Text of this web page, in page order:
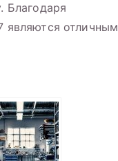
Благодаря
являются отличным